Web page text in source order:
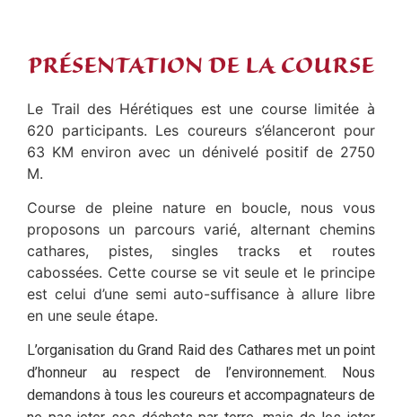
PRÉSENTATION DE LA COURSE
Le Trail des Hérétiques est une course limitée à
620 participants. Les coureurs s’élanceront pour
63 KM environ avec un dénivelé positif de 2750
M.
Course de pleine nature en boucle, nous vous
proposons un parcours varié, alternant chemins
cathares, pistes, singles tracks et routes
cabossées. Cette course se vit seule et le principe
est celui d’une semi auto-suffisance à allure libre
en une seule étape.
L’organisation du Grand Raid des Cathares met un point
d’honneur au respect de l’environnement. Nous
demandons à tous les coureurs et accompagnateurs de